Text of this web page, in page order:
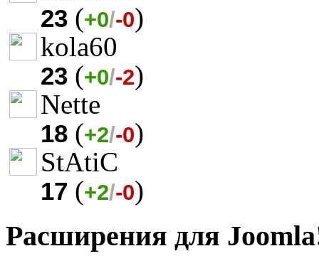
23 (+0/-0)
kola60
23 (+0/-2)
Nette
18 (+2/-0)
StAtiC
17 (+2/-0)
Расширения для